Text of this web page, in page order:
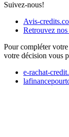
Suivez-nous!
Avis-
Retrouvez
Pour compléter
votre décision vous
e-rachat-